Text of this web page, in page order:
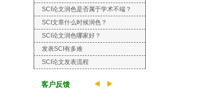
SCI论文润色是否属于学术不端？
SCI文章什么时候润色？
SCI论文润色哪家好？
发表SCI有多难
SCI论文发表流程
客户反馈